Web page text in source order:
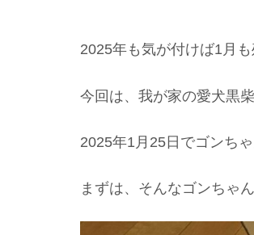
2025年も気が付けば1月
今回は、我が家の愛犬黒
2025年1月25日でゴンち
まずは、そんなゴンちゃ